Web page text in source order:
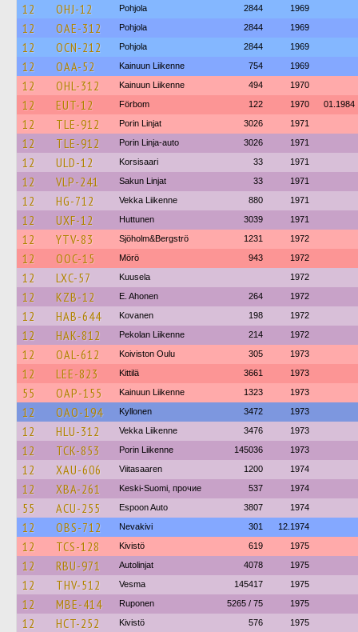
12 OHJ-12 Pohjola 2844 1969
12 OAE-312 Pohjola 2844 1969
12 OCN-212 Pohjola 2844 1969
12 OAA-52 Kainuun Liikenne 754 1969
12 OHL-312 Kainuun Liikenne 494 1970
12 EUT-12 Förbom 122 1970 01.1984
12 TLE-912 Porin Linjat 3026 1971
12 TLE-912 Porin Linja-auto 3026 1971
12 ULD-12 Korsisaari 33 1971
12 VLP-241 Sakun Linjat 33 1971
12 HG-712 Vekka Liikenne 880 1971
12 UXF-12 Huttunen 3039 1971
12 YTV-83 Sjöholm&Bergströ 1231 1972
12 OOC-15 Mörö 943 1972
12 LXC-57 Kuusela 1972
12 KZB-12 E. Ahonen 264 1972
12 HAB-644 Kovanen 198 1972
12 HAK-812 Pekolan Liikenne 214 1972
12 OAL-612 Koiviston Oulu 305 1973
12 LEE-823 Kittilä 3661 1973
55 OAP-155 Kainuun Liikenne 1323 1973
12 OAO-194 Kyllonen 3472 1973
12 HLU-312 Vekka Liikenne 3476 1973
12 TCK-853 Porin Liikenne 145036 1973
12 XAU-606 Viitasaaren 1200 1974
12 XBA-261 Keski-Suomi, прочие 537 1974
55 ACU-255 Espoon Auto 3807 1974
12 OBS-712 Nevakivi 301 12.1974
12 TCS-128 Kivistö 619 1975
12 RBU-971 Autolinjat 4078 1975
12 THV-512 Vesma 145417 1975
12 MBE-414 Ruponen 5265 / 75 1975
12 HCT-252 Kivistö 576 1975